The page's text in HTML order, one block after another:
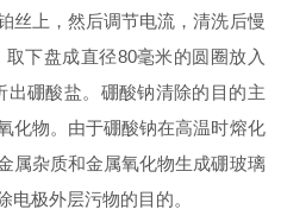
丝上，然后调节电流，清洗后慢
下盘成直径80毫米的圆圈放入
硼酸盐。硼酸钠清除的目的主
化物。由于硼酸钠在高温时熔化
属杂质和金属氧化物生成硼玻璃
电极外层污物的目的。